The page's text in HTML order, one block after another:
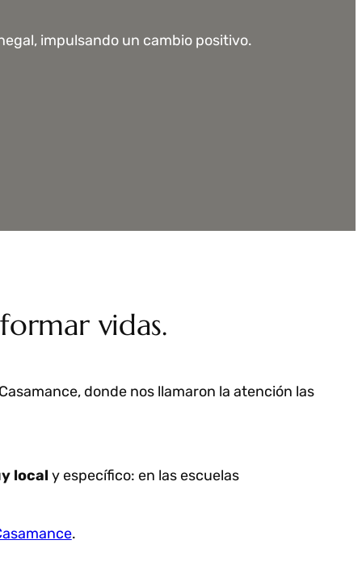
impulsando un cambio positivo.
vidas.
donde nos llamaron la atención las
local y específico: en las escuelas
.